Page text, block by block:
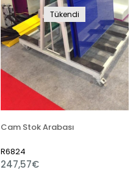
Tükendi
Cam Stok Arabası
R6824
247,57€